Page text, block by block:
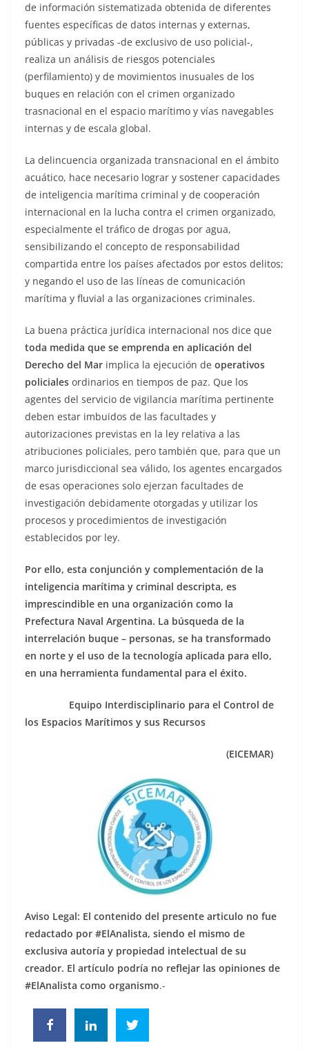
de información sistematizada obtenida de diferentes
fuentes específicas de datos internas y externas,
públicas y privadas -de exclusivo de uso policial-,
realiza un análisis de riesgos potenciales
(perfilamiento) y de movimientos inusuales de los
buques en relación con el crimen organizado
trasnacional en el espacio marítimo y vías navegables
internas y de escala global.
La delincuencia organizada transnacional en el ámbito
acuático, hace necesario lograr y sostener capacidades
de inteligencia marítima criminal y de cooperación
internacional en la lucha contra el crimen organizado,
especialmente el tráfico de drogas por agua,
sensibilizando el concepto de responsabilidad
compartida entre los países afectados por estos delitos;
y negando el uso de las líneas de comunicación
marítima y fluvial a las organizaciones criminales.
La buena práctica jurídica internacional nos dice que
toda medida que se emprenda en aplicación del
Derecho del Mar implica la ejecución de operativos
policiales ordinarios en tiempos de paz. Que los
agentes del servicio de vigilancia marítima pertinente
deben estar imbuidos de las facultades y
autorizaciones previstas en la ley relativa a las
atribuciones policiales, pero también que, para que un
marco jurisdiccional sea válido, los agentes encargados
de esas operaciones solo ejerzan facultades de
investigación debidamente otorgadas y utilizar los
procesos y procedimientos de investigación
establecidos por ley.
Por ello, esta conjunción y complementación de la
inteligencia marítima y criminal descripta, es
imprescindible en una organización como la
Prefectura Naval Argentina. La búsqueda de la
interrelación buque – personas, se ha transformado
en norte y el uso de la tecnología aplicada para ello,
en una herramienta fundamental para el éxito.
Equipo Interdisciplinario para el Control de
los Espacios Marítimos y sus Recursos
(EICEMAR)
Aviso Legal: El contenido del presente articulo no fue
redactado por #ElAnalista, siendo el mismo de
exclusiva autoría y propiedad intelectual de su
creador. El artículo podría no reflejar las opiniones de
#ElAnalista como organismo.-